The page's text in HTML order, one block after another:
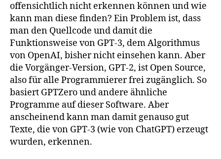
offensichtlich nicht erkennen können und wie
kann man diese finden? Ein Problem ist, dass
man den Quellcode und damit die
Funktionsweise von GPT-3, dem Algorithmus
von OpenAI, bisher nicht einsehen kann. Aber
die Vorgänger-Version, GPT-2, ist Open Source,
also für alle Programmierer frei zugänglich. So
basiert GPTZero und andere ähnliche
Programme auf dieser Software. Aber
anscheinend kann man damit genauso gut
Texte, die von GPT-3 (wie von ChatGPT) erzeugt
wurden, erkennen.